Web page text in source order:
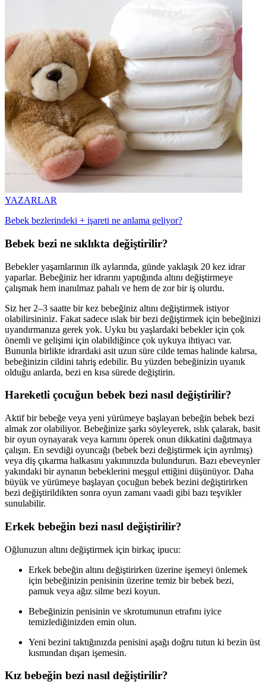
YAZARLAR
Bebek bezlerindeki + işareti ne anlama geliyor?
Bebek bezi ne sıklıkta değiştirilir?
Bebekler yaşamlarının ilk aylarında, günde yaklaşık 20 kez idrar
yaparlar. Bebeğiniz her idrarını yaptığında altını değiştirmeye
çalışmak hem inanılmaz pahalı ve hem de zor bir iş olurdu.
Siz her 2–3 saatte bir kez bebeğiniz altını değiştirmek istiyor
olabilirsininiz. Fakat sadece ıslak bir bezi değiştirmek için bebeğinizi
uyandırmanıza gerek yok. Uyku bu yaşlardaki bebekler için çok
önemli ve gelişimi için olabildiğince çok uykuya ihtiyacı var.
Bununla birlikte idrardaki asit uzun süre cilde temas halinde kalırsa,
bebeğinizin cildini tahriş edebilir. Bu yüzden bebeğinizin uyanık
olduğu anlarda, bezi en kısa sürede değiştirin.
Hareketli çocuğun bebek bezi nasıl değiştirilir?
Aktif bir bebeğe veya yeni yürümeye başlayan bebeğin bebek bezi
almak zor olabiliyor. Bebeğinize şarkı söyleyerek, ıslık çalarak, basit
bir oyun oynayarak veya karnını öperek onun dikkatini dağıtmaya
çalışın. En sevdiği oyuncağı (bebek bezi değiştirmek için ayrılmış)
veya diş çıkarma halkasını yakınınızda bulundurun. Bazı ebeveynler
yakındaki bir aynanın bebeklerini meşgul ettiğini düşünüyor. Daha
büyük ve yürümeye başlayan çocuğun bebek bezini değiştirirken
bezi değiştirildikten sonra oyun zamanı vaadi gibi bazı teşvikler
sunulabilir.
Erkek bebeğin bezi nasıl değiştirilir?
Oğlunuzun altını değiştirmek için birkaç ipucu:
Erkek bebeğin altını değiştirirken üzerine işemeyi önlemek
için bebeğinizin penisinin üzerine temiz bir bebek bezi,
pamuk veya ağız silme bezi koyun.
Bebeğinizin penisinin ve skrotumunun etrafını iyice
temizlediğinizden emin olun.
Yeni bezini taktığınızda penisini aşağı doğru tutun ki bezin üst
kısmından dışarı işemesin.
Kız bebeğin bezi nasıl değiştirilir?